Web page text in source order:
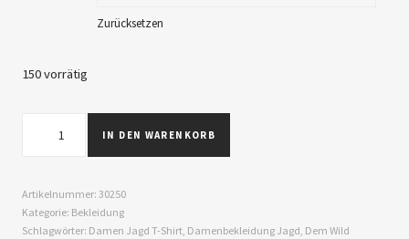
Zurücksetzen
150 vorrätig
IN DEN WARENKORB
Artikelnummer: 30250
Kategorie: Bekleidung
Schlagwörter: Damen Jagd T-Shirt, Damenbekleidung Jagd, Dem Wild